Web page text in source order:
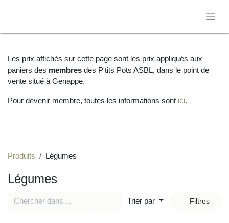
Les prix affichés sur cette page sont les prix appliqués
aux paniers desmembresdes P'tits Pots ASBL, dans le
point de vente situé à Genappe.
Pour devenir membre, toutes les informations sont
Produits Légumes
Légumes
Trier par Filtres